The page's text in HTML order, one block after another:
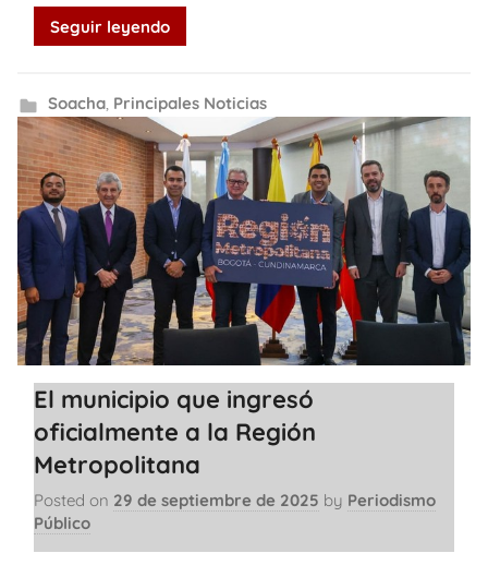
Seguir leyendo
Soacha, Principales Noticias
El municipio que ingresó
oficialmente a la Región
Metropolitana
Posted on 29 de septiembre de 2025 by Periodismo
Público